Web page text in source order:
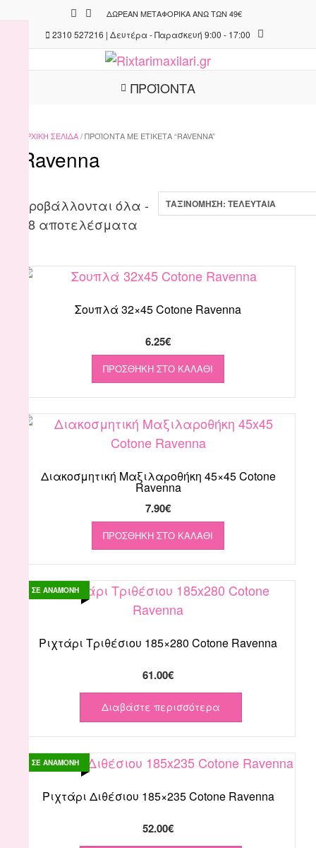
content
ΔΩΡΕΆΝ ΜΕΤΑΦΟΡΙΚΆ ΆΝΩ ΤΩΝ 49€
2310 527216 | Δευτέρα - Παρασκευή 9:00 - 17:00
ΠΡΟΪΟΝΤΑ
ΑΡΧΙΚΉ ΣΕΛΊΔΑ/ ΠΡΟΪΌΝΤΑ ΜΕ ΕΤΙΚΈΤΑ “RAVENNA”
Ravenna
Προβάλλονται όλα -
18 αποτελέσματα
latest
Σουπλά 32×45 Cotone Ravenna
6.25€
ΠΡΟΣΘΉΚΗ ΣΤΟ ΚΑΛΆΘΙ
Διακοσμητική Μαξιλαροθήκη 45×45 Cotone
Ravenna
7.90€
ΠΡΟΣΘΉΚΗ ΣΤΟ ΚΑΛΆΘΙ
ΣΕ ΑΝΑΜΟΝΗ
Ριχτάρι Τριθέσιου 185×280 Cotone Ravenna
61.00€
Διαβάστε περισσότερα
ΣΕ ΑΝΑΜΟΝΗ
Ριχτάρι Διθέσιου 185×235 Cotone Ravenna
52.00€